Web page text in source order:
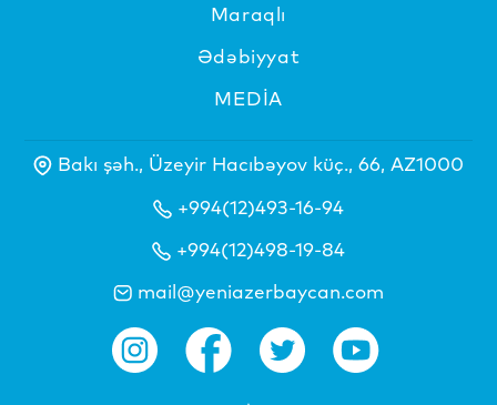
Maraqlı
Ədəbiyyat
MEDİA
Bakı şəh., Üzeyir Hacıbəyov küç., 66, AZ1000
+994(12)493-16-94
+994(12)498-19-84
mail@yeniazerbaycan.com